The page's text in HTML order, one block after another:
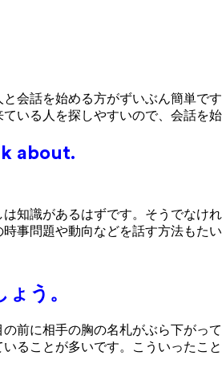
会話を始める方がずいぶん簡単
いる人を探しやすいので、会話を
about.
知識があるはずです。そうでな
事問題や動向などを話す方法もたい
う。
前に相手の胸の名札がぶら下が
ることが多いです。こういった